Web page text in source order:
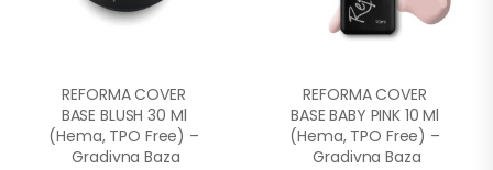
REFORMA COVER
BASE BLUSH 30 Ml
(Hema, TPO Free) –
Gradivna Baza
REFORMA COVER
BASE BABY PINK 10 Ml
(Hema, TPO Free) –
Gradivna Baza